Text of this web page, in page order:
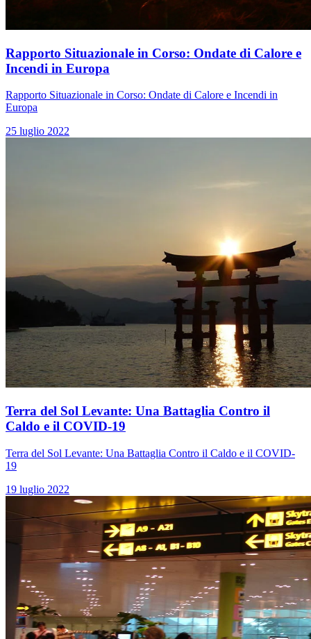
Rapporto Situazionale in Corso: Ondate di Calore e
Incendi in Europa
Rapporto Situazionale in Corso: Ondate di Calore e Incendi in
Europa
25 luglio 2022
Terra del Sol Levante: Una Battaglia Contro il
Caldo e il COVID-19
Terra del Sol Levante: Una Battaglia Contro il Caldo e il COVID-
19
19 luglio 2022